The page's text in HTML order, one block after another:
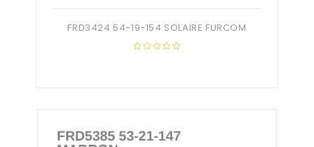
FRD3424 54-19-154 SOLAIRE FURCOM